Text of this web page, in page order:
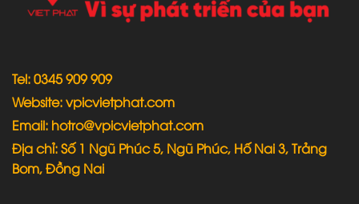
Tel: 0345 909 909
Website: vpicvietphat.com
Email: hotro@vpicvietphat.com
Địa chỉ: Số 1 Ngũ Phúc 5, Ngũ Phúc, Hố Nai 3, Trảng
Bom, Đồng Nai